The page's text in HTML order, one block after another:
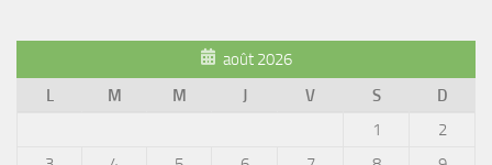
août 2026
L
M M J V S
D
1
2